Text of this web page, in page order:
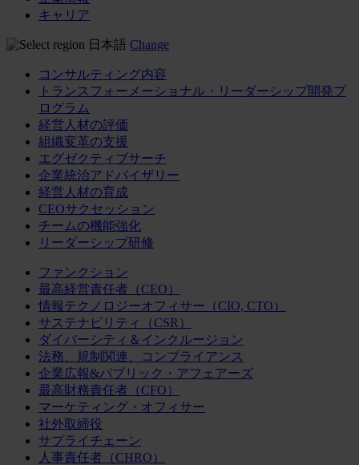
キャリア
日本語 Change
コンサルティング内容
トランスフォーメーショナル・リーダーシップ開発プ
ログラム
経営人材の評価
組織変革の支援
エグゼクティブサーチ
企業統治アドバイザリー
経営人材の育成
CEOサクセッション
チームの機能強化
リーダーシップ研修
ファンクション
最高経営責任者（CEO）
情報テクノロジーオフィサー（CIO, CTO）
サステナビリティ（CSR）
ダイバーシティ＆インクルージョン
法務、規制関連、コンプライアンス
企業広報&パブリック・アフェアーズ
最高財務責任者（CFO）
マーケティング・オフィサー
社外取締役
サプライチェーン
人事責任者（CHRO）